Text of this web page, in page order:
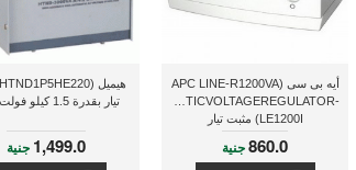
أيه بى سى (APC LINE-R1200VA
AUTOMATICVOLTAGEREGULATOR-
LE1200I) مثبت تيار
860.0جنية
تيار بقدرة 1.5 كيلو فولت أمبير
1,499.0 جنية